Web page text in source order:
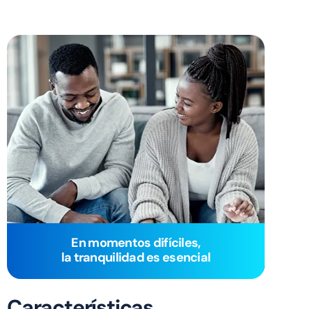
En momentos difíciles,
la tranquilidad es esencial